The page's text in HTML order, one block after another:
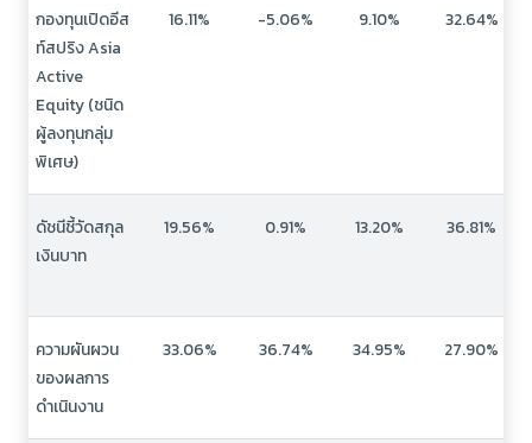
กองทุนเปิดอีส
ท์สปริง Asia
Active
Equity (ชนิด
ผู้ลงทุนกลุ่ม
พิเศษ)
16.11% -5.06% 9.10% 32.64%
ดัชนีชี้วัดสกุล
เงินบาท
19.56% 0.91% 13.20% 36.81%
ความผันผวน
ของผลการ
ดำเนินงาน
33.06% 36.74% 34.95% 27.90%